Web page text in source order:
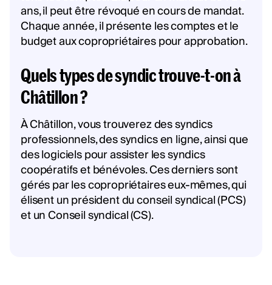
ans, il peut être révoqué en cours de mandat.
Chaque année, il présente les comptes et le
budget aux copropriétaires pour approbation.
Quels types de syndic trouve-t-on à
Châtillon ?
À Châtillon, vous trouverez des syndics
professionnels, des syndics en ligne, ainsi que
des logiciels pour assister les syndics
coopératifs et bénévoles. Ces derniers sont
gérés par les copropriétaires eux-mêmes, qui
élisent un président du conseil syndical (PCS)
et un Conseil syndical (CS).